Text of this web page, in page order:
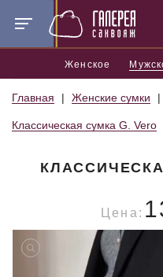
Женское
Главная Женские сумки
Классическая сумка G. Vero
Цена: